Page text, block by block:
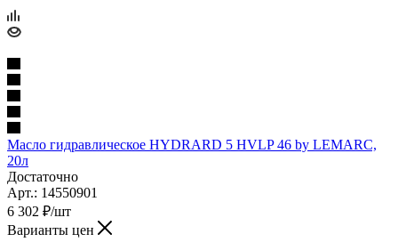
Масло гидравлическое HYDRARD 5 HVLP 46 by LEMARC,
20л
Достаточно
Арт.: 14550901
6 302 ₽/шт
Варианты цен